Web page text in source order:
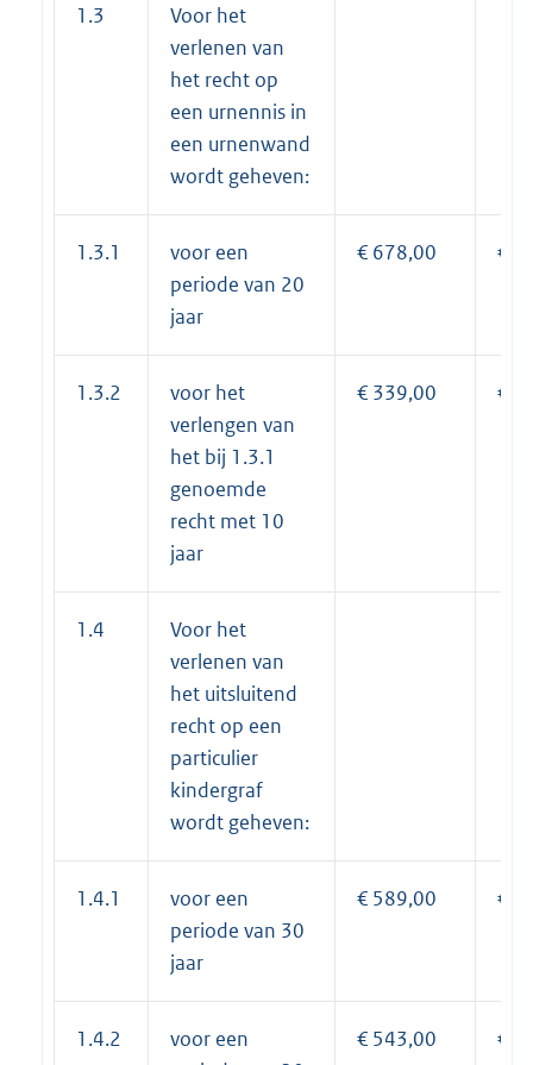
1.3
Voor het
verlenen van
het recht op
een urnennis in
een urnenwand
wordt geheven:
1.3.1
voor een
periode van 20
jaar
€ 678,00 €
1.3.2
voor het
verlengen van
het bij 1.3.1
genoemde
recht met 10
jaar
€ 339,00 €
1.4
Voor het
verlenen van
het uitsluitend
recht op een
particulier
kindergraf
wordt geheven:
1.4.1
voor een
periode van 30
jaar
€ 589,00 €
1.4.2
voor een
€ 543,00 €